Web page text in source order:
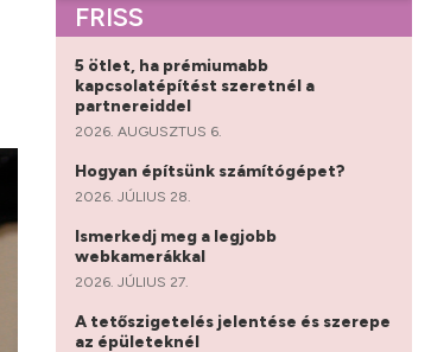
FRISS
5 ötlet, ha prémiumabb
kapcsolatépítést szeretnél a
partnereiddel
2026. AUGUSZTUS 6.
Hogyan építsünk számítógépet?
2026. JÚLIUS 28.
Ismerkedj meg a legjobb
webkamerákkal
2026. JÚLIUS 27.
A tetőszigetelés jelentése és szerepe
az épületeknél